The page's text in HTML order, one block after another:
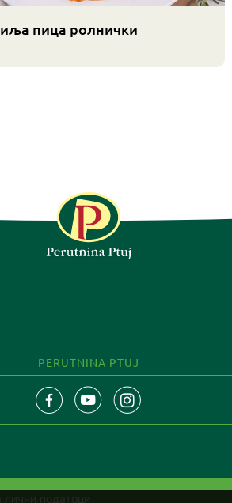
пица ролнички
PERUTNINA PTUJ
лични податоци